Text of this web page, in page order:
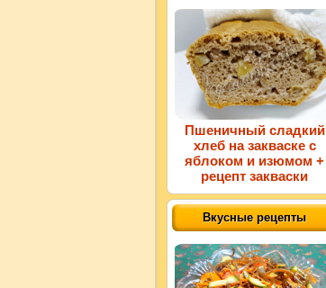
Пшеничный сладкий
хлеб на закваске с
яблоком и изюмом +
рецепт закваски
Вкусные рецепты